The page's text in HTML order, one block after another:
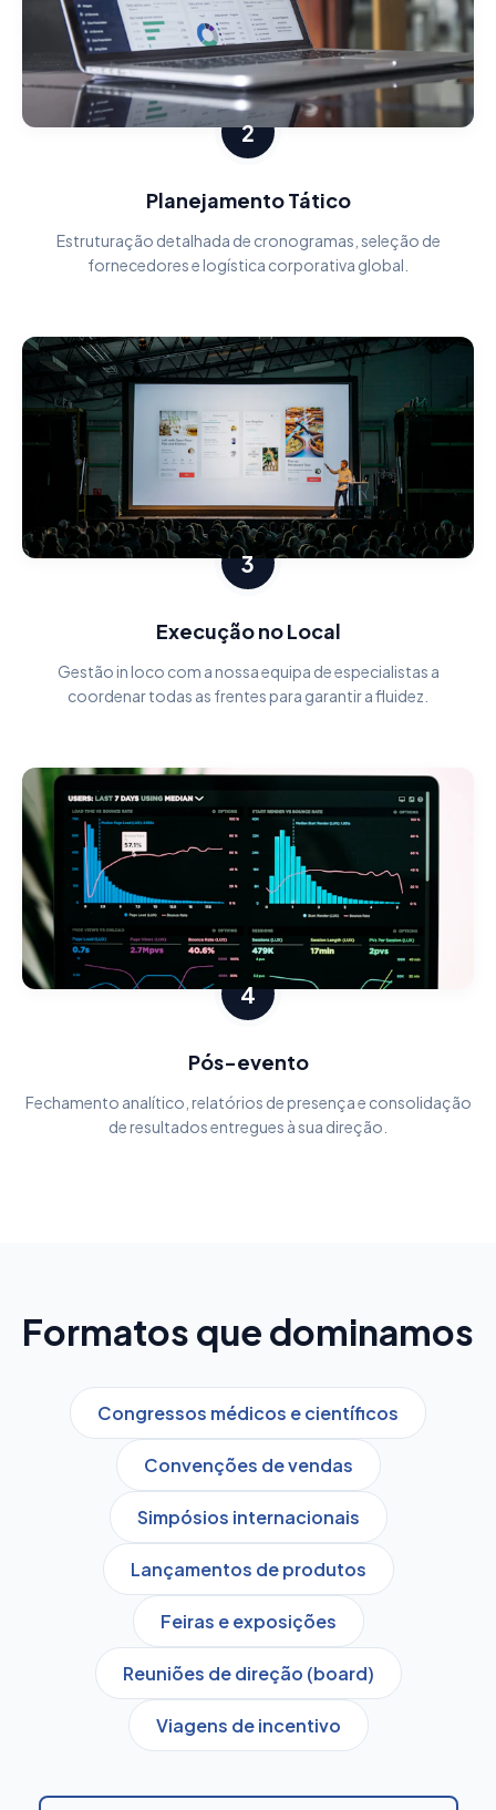
2
Planejamento Tático
Estruturação detalhada de cronogramas, seleção de
fornecedores e logística corporativa global.
3
Execução no Local
Gestão in loco com a nossa equipa de especialistas a
coordenar todas as frentes para garantir a fluidez.
4
Pós-evento
Fechamento analítico, relatórios de presença e consolidação
de resultados entregues à sua direção.
Formatos que dominamos
Congressos médicos e científicos
Convenções de vendas
Simpósios internacionais
Lançamentos de produtos
Feiras e exposições
Reuniões de direção (board)
Viagens de incentivo